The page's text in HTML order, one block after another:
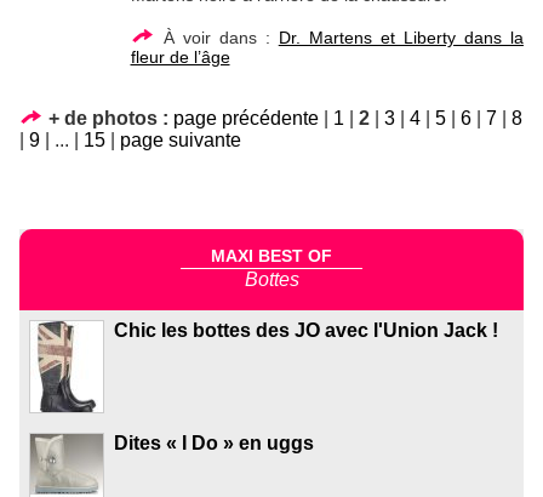
À voir dans : Dr. Martens et Liberty dans la
fleur de l’âge
+ de photos : page précédente 1 2 3 4 5 6 7
8
9 ... 15 page suivante
MAXI BEST OF
Bottes
Chic les bottes des JO avec l'Union Jack !
Dites « I Do » en uggs